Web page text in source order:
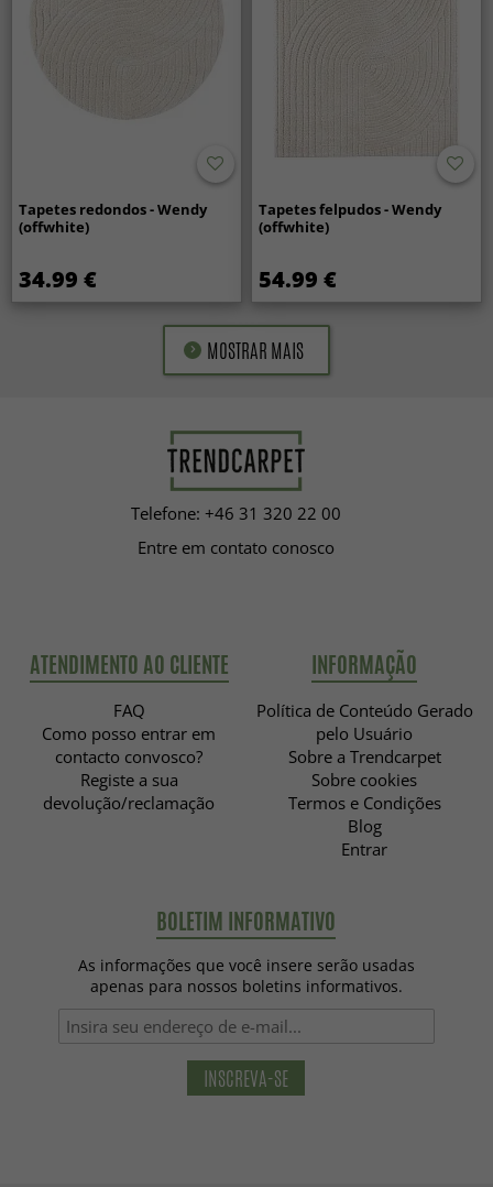
Tapetes redondos - Wendy
(offwhite)
34.99 €
Tapetes felpudos - Wendy
(offwhite)
54.99 €
MOSTRAR MAIS
Telefone: +46 31 320 22 00
Entre em contato conosco
ATENDIMENTO AO CLIENTE
FAQ
Como posso entrar em
contacto convosco?
Registe a sua
devolução/reclamação
INFORMAÇÃO
Política de Conteúdo Gerado
pelo Usuário
Sobre a Trendcarpet
Sobre cookies
Termos e Condições
Blog
Entrar
BOLETIM INFORMATIVO
As informações que você insere serão usadas
apenas para nossos boletins informativos.
INSCREVA-SE